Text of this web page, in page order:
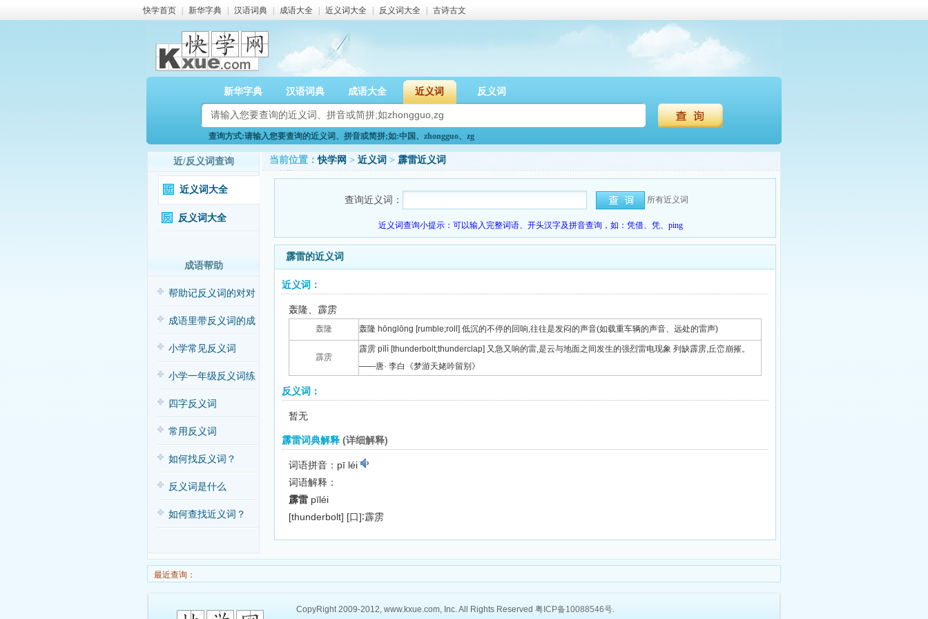
快学首页 新华字典 汉语词典 成语大全 近义词大全 反义词大全 古诗古文
新华字典 汉语词典 成语大全 近义词 反义词
查询方式:请输入您要查询的近义词、拼音或简拼;如:中国、zhongguo、zg
近/反义词查询
近义词大全
反义词大全
成语帮助
帮助记反义词的对对
子歌
成语里带反义词的成
语
小学常见反义词
小学一年级反义词练
习
四字反义词
常用反义词
如何找反义词？
反义词是什么
如何查找近义词？
当前位置：快学网 > 近义词 > 霹雷近义词
查询近义词： 所有近义词
近义词查询小提示：可以输入完整词语、开头汉字及拼音查询，如：凭借、凭、ping
霹雷的近义词
近义词：
轰隆、霹雳
轰隆 轰隆 hōnglōng [rumble;roll] 低沉的不停的回响,往往是发闷的声音(如载重车辆的声音、远处的雷声)
霹雳
霹雳 pīlì [thunderbolt;thunderclap] 又急又响的雷,是云与地面之间发生的强烈雷电现象 列缺霹雳,丘峦崩摧。
——唐· 李白《梦游天姥吟留别》
反义词：
暂无
霹雷词典解释 (详细解释)
词语拼音：pī léi
词语解释：
霹雷 pīléi
[thunderbolt] [口]∶霹雳
最近查询：
CopyRight 2009-2012, www.kxue.com, Inc. All Rights Reserved 粤ICP备10088546号.